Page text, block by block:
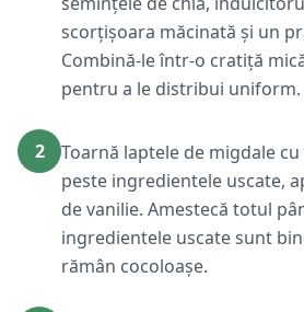
scorțișoara măcinată și un
Combină-le într-o cratiță
pentru a le distribui uniform.
2
Toarnă laptele de migdale
peste ingredientele uscate,
de vanilie. Amestecă totul
ingredientele uscate sunt
rămân cocoloașe.